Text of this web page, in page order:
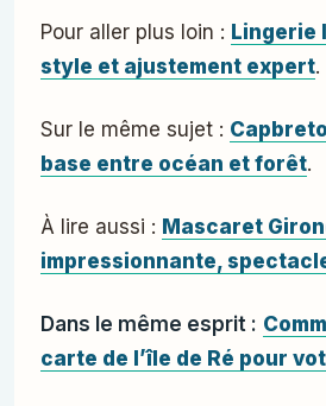
Pour aller plus loin : Lingerie
style et ajustement expert.
Sur le même sujet :
base entre océan et forêt.
À lire aussi : Mascaret
impressionnante,
Dans le même esprit :
carte de l’île de Ré pour